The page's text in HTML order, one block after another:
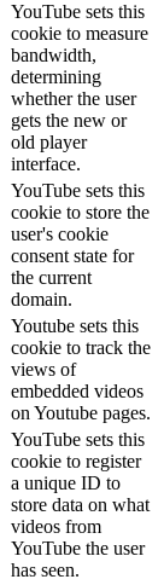
YouTube sets this
cookie to measure
bandwidth,
determining
whether the user
gets the new or
old player
interface.
YouTube sets this
cookie to store the
user's cookie
consent state for
the current
domain.
Youtube sets this
cookie to track the
views of
embedded videos
on Youtube pages.
YouTube sets this
cookie to register
a unique ID to
store data on what
videos from
YouTube the user
has seen.